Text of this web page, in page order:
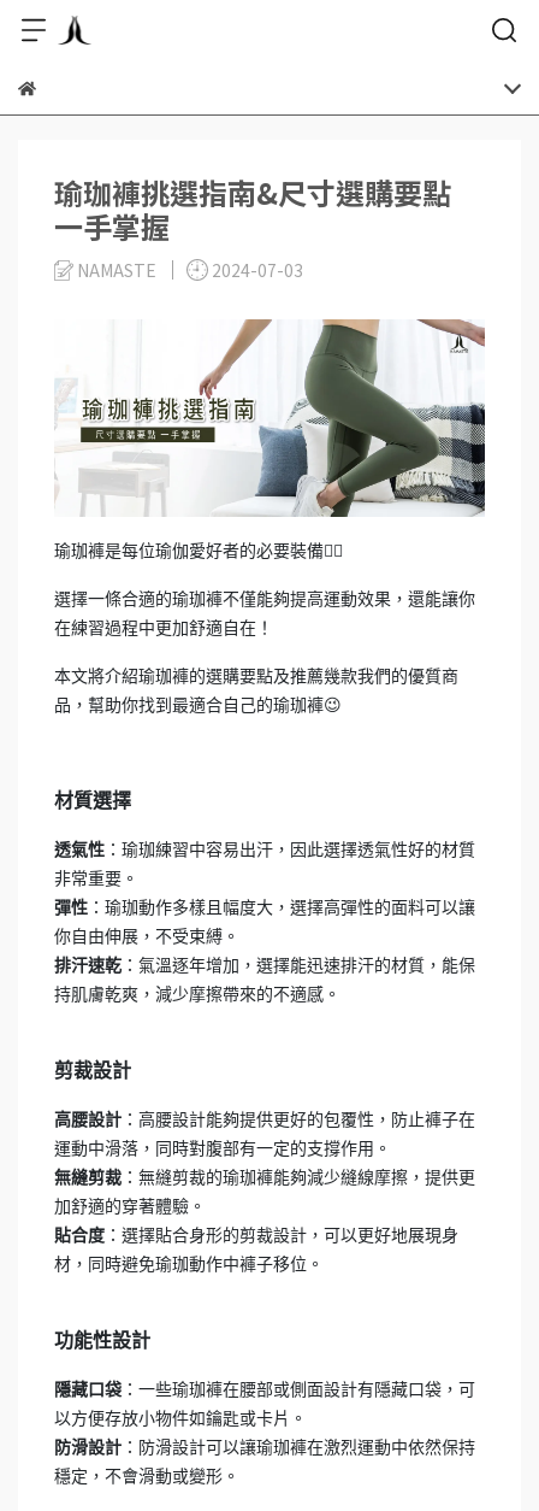
瑜珈褲挑選指南&尺寸選購要點
一手掌握
NAMASTE 2024-07-03
瑜珈褲是每位瑜伽愛好者的必要裝備🧘‍♂️
選擇一條合適的瑜珈褲不僅能夠提高運動效果，還能讓你
在練習過程中更加舒適自在！
本文將介紹瑜珈褲的選購要點及推薦幾款我們的優質商
品，幫助你找到最適合自己的瑜珈褲😉
材質選擇
透氣性 ：瑜珈練習中容易出汗，因此選擇透氣性好的材質
非常重要。
彈性 ：瑜珈動作多樣且幅度大，選擇高彈性的面料可以讓
你自由伸展，不受束縛。
排汗速乾 ：氣溫逐年增加，選擇能迅速排汗的材質，能保
持肌膚乾爽，減少摩擦帶來的不適感。
剪裁設計
高腰設計 ：高腰設計能夠提供更好的包覆性，防止褲子在
運動中滑落，同時對腹部有一定的支撐作用。
無縫剪裁 ：無縫剪裁的瑜珈褲能夠減少縫線摩擦，提供更
加舒適的穿著體驗。
貼合度 ：選擇貼合身形的剪裁設計，可以更好地展現身
材，同時避免瑜珈動作中褲子移位。
功能性設計
隱藏口袋 ：一些瑜珈褲在腰部或側面設計有隱藏口袋，可
以方便存放小物件如鑰匙或卡片。
防滑設計 ：防滑設計可以讓瑜珈褲在激烈運動中依然保持
穩定，不會滑動或變形。